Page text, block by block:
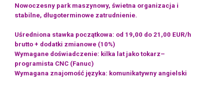
Nowoczesny park maszynowy, świetna organizacja i
stabilne, długoterminowe zatrudnienie.
Uśredniona stawka początkowa: od 19,00 do 21,00 EUR/h
brutto + dodatki zmianowe (10%)
Wymagane doświadczenie: kilka lat jako tokarz–
programista CNC (Fanuc)
Wymagana znajomość języka: komunikatywny angielski